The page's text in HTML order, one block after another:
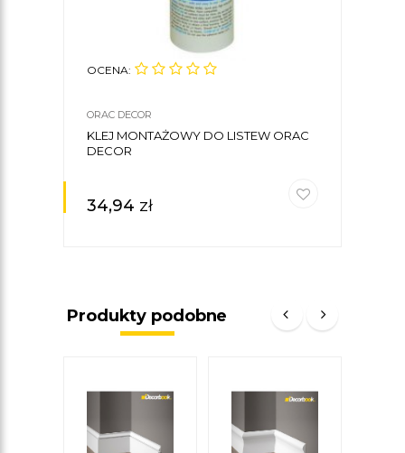
OCENA:
ORAC DECOR
KLEJ MONTAŻOWY DO LISTEW ORAC
DECOR
34,94 zł
Produkty podobne